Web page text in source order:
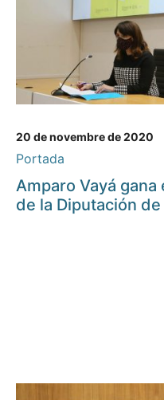
20 de novembre de 2020
Portada
Amparo Vayá gana
de la Diputación